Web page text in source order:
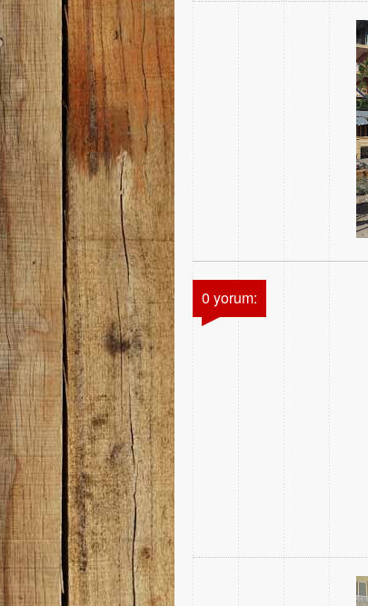
0 yorum: